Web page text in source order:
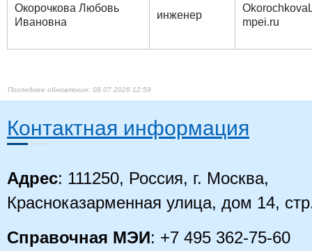
Окорочкова Любовь
Ивановна
инженер
mpei.ru
08.07.2026 12:59
Контактная информация
Адрес: 111250, Россия, г. Москва,
Красноказарменная улица, дом 14,
Справочная МЭИ: +7 495 362-75-60